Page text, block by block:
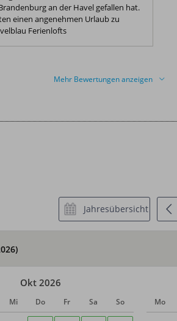
an der Havel gefallen hat.
einen angenehmen Urlaub zu
Ferienlofts
Mehr Bewertungen anzeigen
Jahresübersicht
Okt 2026
Mi Do Fr Sa So Mo